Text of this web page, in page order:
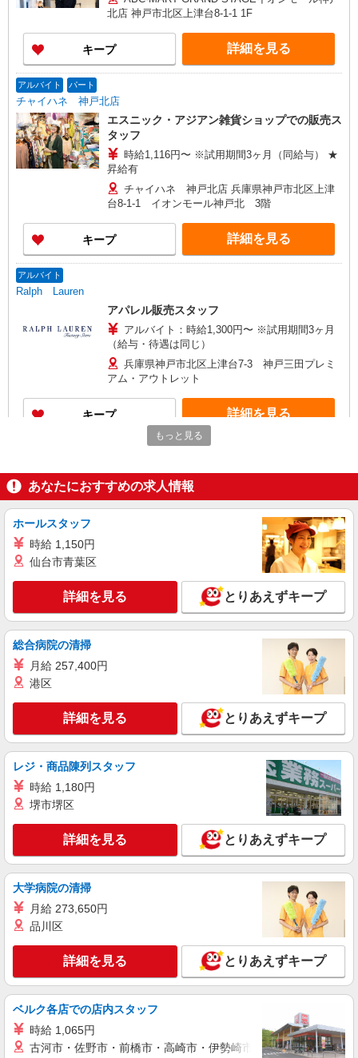
北店 神戸市北区上津台8-1-1 1F
キープ 詳細を見る
アルバイト パート
チャイハネ 神戸北店
エスニック・アジアン雑貨ショップでの販売ス
タッフ
時給1,116円〜 ※試用期間3ヶ月（同給与） ★
昇給有
チャイハネ 神戸北店 兵庫県神戸市北区上津
台8-1-1 イオンモール神戸北 3階
キープ 詳細を見る
アルバイト
Ralph Lauren
アパレル販売スタッフ
アルバイト：時給1,300円〜 ※試用期間3ヶ月
（給与・待遇は同じ）
兵庫県神戸市北区上津台7-3 神戸三田プレミ
アム・アウトレット
キープ 詳細を見る
アパレル販売スタッフ
手当：一律10,000円含む！ ※交通費別途支給（1
月上限30,000円） ※年齢やキャリアにより考慮い
たします。 ※土日祝日出勤手当1日に付き1,000円
（正社員のみ） ※入社後3ヶ月間の試用期間中：
平日時給1,200円／土日祝時給1,400円
兵庫県神戸市北区上津台7-3 神戸三田プレミ
キープ 詳細を見る
正社員
DIESEL OUTLET 神戸三田
ショップスタッフ（未経験OK）
月給220,000円〜280,000円 （経験・能力によ
る） ※試用期間3ヶ月（条件は同様） 【給与例】
月給250,000円 別途、残業代全額支給 (社会人経
験2年、アパレル経験あり)
DIESEL OUTLET 神戸三田 兵庫県神戸市北区
上津台7-3 神戸三田ﾌﾟﾚﾐｱﾑ･ｱｳﾄﾚｯﾄ NO.2200 ★マ
イカー通勤OK！★ 【受動喫煙防止対策】 屋内原
キープ 詳細を見る
アルバイト パート
mezzo piano（メゾピアノ） 神戸三田プレミアム・アウトレット店
子ども服販売スタッフ
入社から3ヶ月間：時給1,300円 4ヶ月目以降：
いただきます ※子供服経験者の方は、ご相談くだ
さい ◆昇給あり ◆交通費規定内支給（上限40,000
円／月）
≪mezzo piano（メゾピアノ） 神戸三田プレ
ミアム・アウトレット店≫ 兵庫県神戸市北区上津
詳細を見る
Tumi
接客販売・運営管理スタッフ
アルバイト・パート・契約社員：時給1,200
円〜 ※経験・能力により優遇します。 ※試用期間
もっと見る
あなたにおすすめの求人情報
ホールスタッフ
時給 1,150円
仙台市青葉区
詳細を見る とりあえずキープ
総合病院の清掃
月給 257,400円
港区
詳細を見る とりあえずキープ
レジ・商品陳列スタッフ
時給 1,180円
堺市堺区
詳細を見る とりあえずキープ
大学病院の清掃
月給 273,650円
品川区
詳細を見る とりあえずキープ
ベルク各店での店内スタッフ
時給 1,065円
古河市・佐野市・前橋市・高崎市・伊勢崎市・太田市・館林市